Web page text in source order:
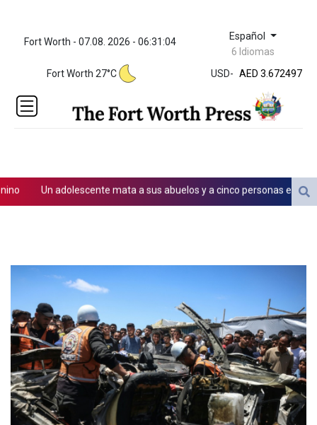
Fort Worth - 07.08. 2026 - 06:31:04 Español
6 Idiomas
Fort Worth 27°C
USD-
ZWL 321.999592
AED 3.672497
AED 3.672497
AFN
ALL 80.950045
AMD
1499.744031
BHD 0.377796
BIF 2994.283829
BMD 1
BND 1.284641
BOB 12.117713
BRL 5.110079
BSD 1.001871
BTN 95.346152
Un adolescente mata a sus abuelos y a cinco personas en un